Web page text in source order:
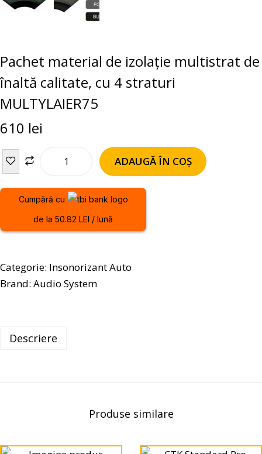
Pachet material de izolație multistrat de
înaltă calitate, cu 4 straturi
MULTYLAIER75
610 lei
ADAUGĂ ÎN COȘ
Cumpără cu
de la 50.82 LEI / lună
Categorie: Insonorizant Auto
Brand: Audio System
Descriere
Produse similare